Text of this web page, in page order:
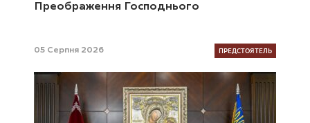
Преображення Господнього
05 Серпня 2026 ПРЕДСТОЯТЕЛЬ